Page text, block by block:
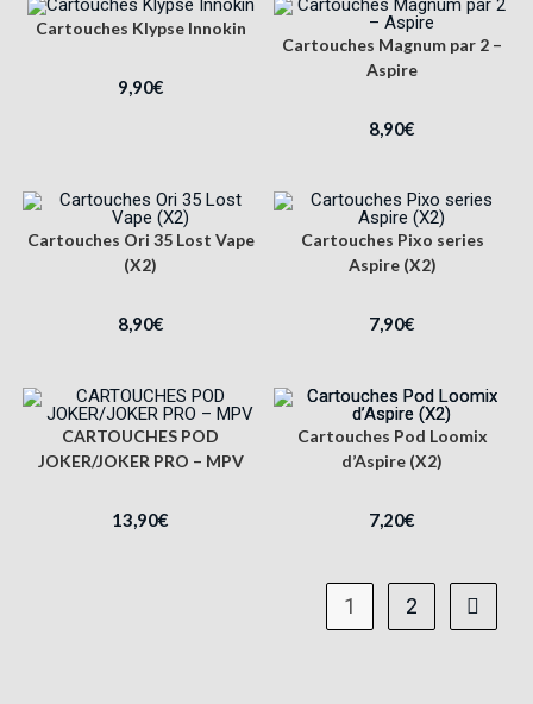
Cartouches Klypse Innokin
9,90€
Cartouches Magnum par 2 –
Aspire
8,90€
Cartouches Ori 35 Lost Vape
(X2)
8,90€
Cartouches Pixo series
Aspire (X2)
7,90€
CARTOUCHES POD
JOKER/JOKER PRO – MPV
13,90€
Cartouches Pod Loomix
d’Aspire (X2)
7,20€
1 2